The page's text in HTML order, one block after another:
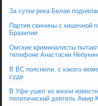
За сутки река Белая
Партия свинины с кишечной
Бразилии
Омские криминалисты
телефоне Анастасии
В ВС пояснили, с какого
суде
В Уфе ушел из жизни
политический деятель